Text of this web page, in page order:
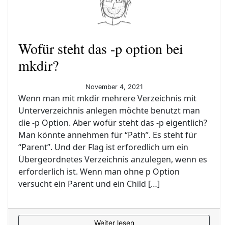
Wofür steht das -p option bei
mkdir?
November 4, 2021
Wenn man mit mkdir mehrere Verzeichnis mit
Unterverzeichnis anlegen möchte benutzt man
die -p Option. Aber wofür steht das -p eigentlich?
Man könnte annehmen für “Path”. Es steht für
“Parent”. Und der Flag ist erforedlich um ein
Übergeordnetes Verzeichnis anzulegen, wenn es
erforderlich ist. Wenn man ohne p Option
versucht ein Parent und ein Child […]
Weiter lesen